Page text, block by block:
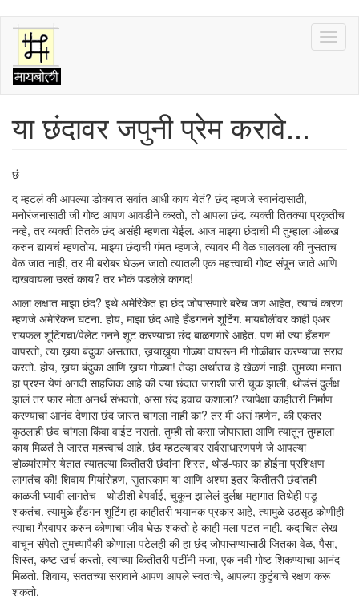
Skip
main
content
या छंदावर जपुनी प्रेम करावे...
छं
द म्हटलं की आपल्या डोक्यात सर्वात आधी काय येतं? छंद म्हणजे स्वानंदासाठी,
मनोरंजनासाठी जी गोष्ट आपण आवडीने करतो, तो आपला छंद. व्यक्ती तितक्या प्रकृतीच
नव्हे, तर व्यक्ती तितके छंद असंही म्हणता येईल. आज माझ्या छंदाची मी तुम्हाला ओळख
करुन द्यायचं म्हणतोय. माझ्या छंदाची गंमत म्हणजे, त्यावर मी वेळ घालवला की नुसताच
वेळ जात नाही, तर मी बरोबर घेऊन जातो त्यातली एक महत्त्वाची गोष्ट संपून जाते आणि
दाखवायला उरतं काय? तर भोकं पडलेले कागद!
आला लक्षात माझा छंद? इथे अमेरिकेत हा छंद जोपासणारे बरेच जण आहेत, त्याचं कारण
म्हणजे अमेरिकन घटना. होय, माझा छंद आहे हँडगनने शूटिंग. मायबोलीवर काही एअर
रायफल शूटिंगचा/पेलेट गनने शूट करण्याचा छंद बाळगणारे आहेत. पण मी ज्या हँडगन
वापरतो, त्या खर्‍या बंदुका असतात, खर्‍याखुर्‍या गोळ्या वापरून मी गोळीबार करण्याचा सराव
करतो. होय, खर्‍या बंदुका आणि खर्‍या गोळ्या! तेव्हा अर्थातच हे खेळणं नाही. तुमच्या मनात
हा प्रश्न येणं अगदी साहजिक आहे की ज्या छंदात जराशी जरी चूक झाली, थोडंसं दुर्लक्ष
झालं तर फार मोठा अनर्थ संभवतो, असा छंद हवाच कशाला? त्यापेक्षा काहीतरी निर्माण
करण्याचा आनंद देणारा छंद जास्त चांगला नाही का? तर मी असं म्हणेन, की एकतर
कुठलाही छंद चांगला किंवा वाईट नसतो. तुम्ही तो कसा जोपासता आणि त्यातून तुम्हाला
काय मिळतं ते जास्त महत्त्वाचं आहे. छंद म्हटल्यावर सर्वसाधारणपणे जे आपल्या
डोळ्यांसमोर येतात त्यातल्या कितीतरी छंदांना शिस्त, थोडं-फार का होईना प्रशिक्षण
लागतंच की! शिवाय गिर्यारोहण, सुतारकाम या आणि अश्या इतर कितीतरी छंदांतही
काळजी घ्यावी लागतेच - थोडीशी बेपर्वाई, चुकून झालेलं दुर्लक्ष महागात तिथेही पडू
शकतंच. त्यामुळे हँडगन शूटिंग हा काहीतरी भयानक प्रकार आहे, त्यामुळे उठसूठ कोणीही
त्याचा गैरवापर करुन कोणाचा जीव घेऊ शकतो हे काही मला पटत नाही. कदाचित लेख
वाचून संपेतो तुमच्यापैकी कोणाला पटेलही की हा छंद जोपासण्यासाठी जितका वेळ, पैसा,
शिस्त, कष्ट खर्च करतो, त्याच्या कितीतरी पटींनी मजा, एक नवी गोष्ट शिकण्याचा आनंद
मिळतो. शिवाय, सततच्या सरावाने आपण आपले स्वतःचे, आपल्या कुटुंबाचे रक्षण करू
शकतो.